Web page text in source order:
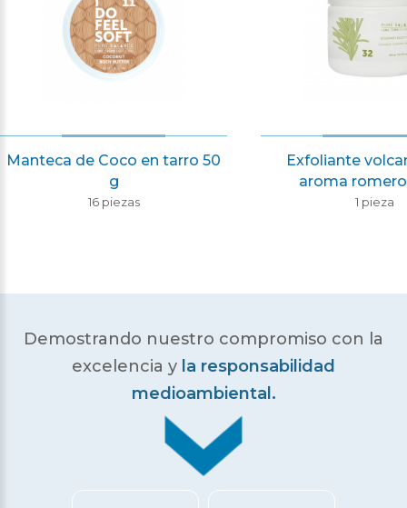
Manteca de Coco en tarro 50
g
16 piezas
Exfoliante
aroma
1 pieza
Demostrando nuestro compromiso con la
excelencia y la responsabilidad
medioambiental.